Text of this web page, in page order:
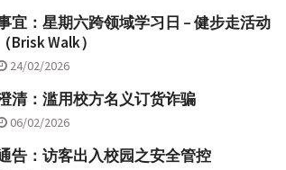
宜：星期六跨领域学习日 – 健步走活动
（Brisk Walk）
24/02/2026
清：滥用校方名义订货诈骗
06/02/2026
告：访客出入校园之安全管控